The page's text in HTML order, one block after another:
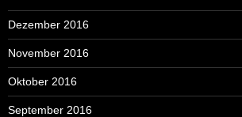
Dezember 2016
November 2016
Oktober 2016
September 2016